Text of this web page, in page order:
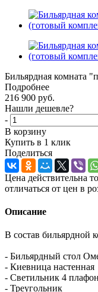
Бильярдная комната
Подробнее
216 900 руб.
Нашли дешевле?
-
В корзину
Купить в 1 клик
Поделиться
Цена действительна
отличаться от цен в
Описание
В состав бильярдной
- Бильярдный стол
- Киевница настенная
- Светильник 4
- Треугольник